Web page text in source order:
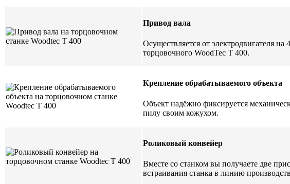
Привод вала
Осуществляется от электродвигателя
торцовочного WoodTec T 400.
Крепление обрабатываемого объекта
Объект надёжно фиксируется
пилу своим кожухом.
Роликовый конвейер
Вместе со станком вы получаете две
встраивания станка в линию